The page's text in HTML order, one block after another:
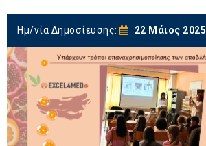
Ημ/νία Δημοσίευσης: 22 Μάιος 2025